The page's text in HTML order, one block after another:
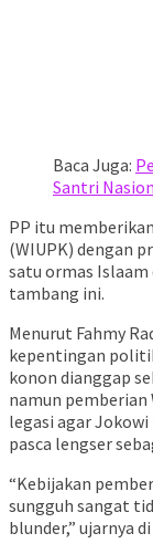
Baca Juga:
Santri
PP itu
(WIUPK) dengan
satu ormas
tambang ini.
Menurut Fahmy
kepentingan
konon dianggap
namun
legasi agar
pasca lengser
“Kebijakan
sungguh sangat
blunder,” ujarnya